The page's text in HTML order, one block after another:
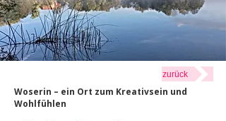
zurück
Woserin – ein Ort zum Kreativsein und
Wohlfühlen